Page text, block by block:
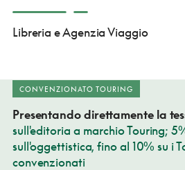
Libreria e Agenzia Viaggio
CONVENZIONATO TOURING
Presentando direttamente la
sull'editoria a marchio Touring;
sull'oggettistica, fino al 10% su i
convenzionati